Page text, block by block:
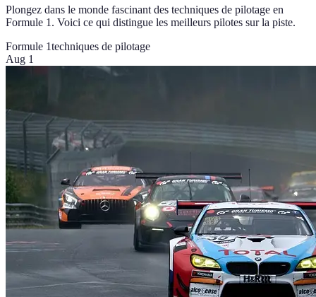
Plongez dans le monde fascinant des techniques de pilotage en
Formule 1. Voici ce qui distingue les meilleurs pilotes sur la piste.
Formule 1techniques de pilotage
Aug 1